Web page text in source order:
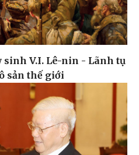
sinh V.I. Lê-nin - Lãnh tụ
sản thế giới